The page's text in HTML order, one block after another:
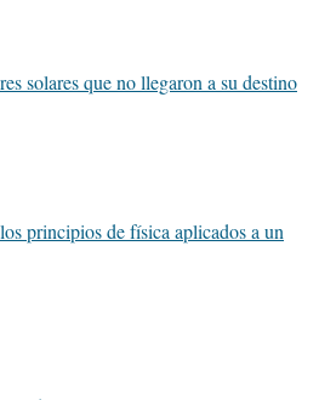
solares que no llegaron a su destino
principios de física aplicados a un